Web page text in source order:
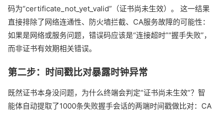
码为“certificate_not_yet_valid”（证书尚未生效）。 这一结果
直接排除了网络连通性、防火墙拦截、CA服务故障的可能性：
如果是网络或服务问题，错误码应该是“连接超时”“握手失败”，
而非证书有效期相关错误。
第二步：时间戳比对暴露时钟异常
既然证书本身没问题，为什么终端会判定“证书尚未生效”？智
能体自动提取了1000条失败握手会话的两端时间戳做比对：CA